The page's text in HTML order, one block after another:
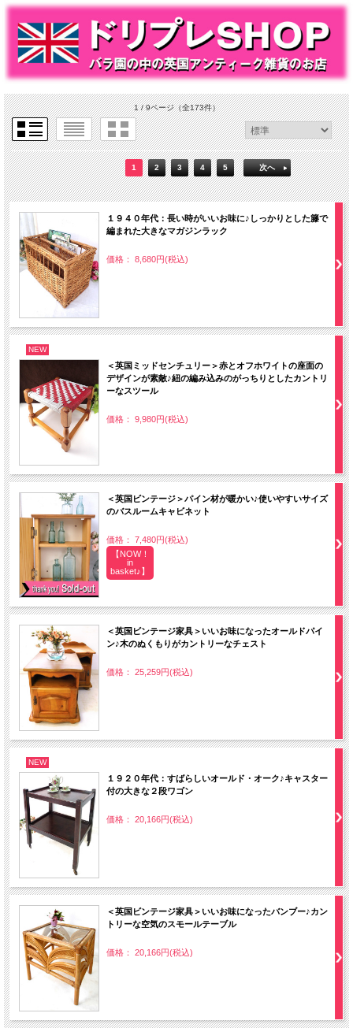
1 / 9ページ（全173件）
1 2 3 4 5 次へ
１９４０年代：長い時がいいお味に♪しっかりとした籐で
編まれた大きなマガジンラック
価格： 8,680円(税込)
NEW
＜英国ミッドセンチュリー＞赤とオフホワイトの座面の
デザインが素敵♪紐の編み込みのがっちりとしたカントリ
ーなスツール
価格： 9,980円(税込)
＜英国ビンテージ＞パイン材が暖かい♪使いやすいサイズ
のバスルームキャビネット
価格： 7,480円(税込)
【NOW！
in
basket♪】
＜英国ビンテージ家具＞いいお味になったオールドパイ
ン♪木のぬくもりがカントリーなチェスト
価格： 25,259円(税込)
NEW
１９２０年代：すばらしいオールド・オーク♪キャスター
付の大きな２段ワゴン
価格： 20,166円(税込)
＜英国ビンテージ家具＞いいお味になったバンブー♪カン
トリーな空気のスモールテーブル
価格： 20,166円(税込)